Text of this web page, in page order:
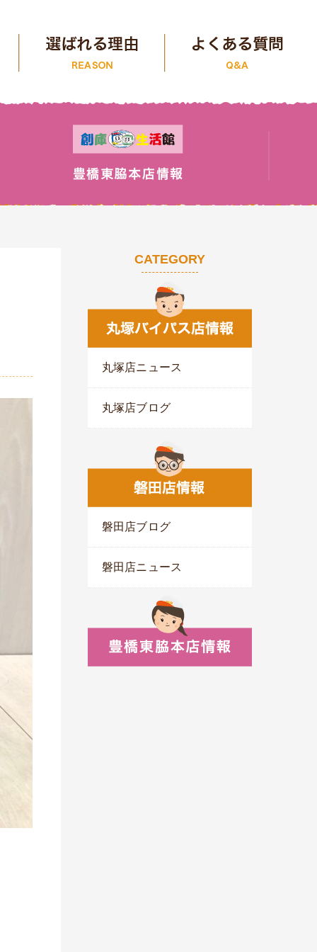
CATEGORY
丸塚店ニュース
丸塚店ブログ
磐田店ブログ
磐田店ニュース